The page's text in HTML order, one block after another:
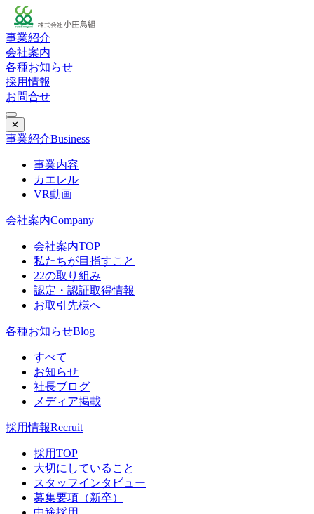
事業紹介
会社案内
各種お知らせ
採用情報
お問合せ
✕
事業紹介Business
事業内容
カエレル
VR動画
会社案内Company
会社案内TOP
私たちが目指すこと
22の取り組み
認定・認証取得情報
お取引先様へ
各種お知らせBlog
すべて
お知らせ
社長ブログ
メディア掲載
採用情報Recruit
採用TOP
大切にしていること
スタッフインタビュー
募集要項（新卒）